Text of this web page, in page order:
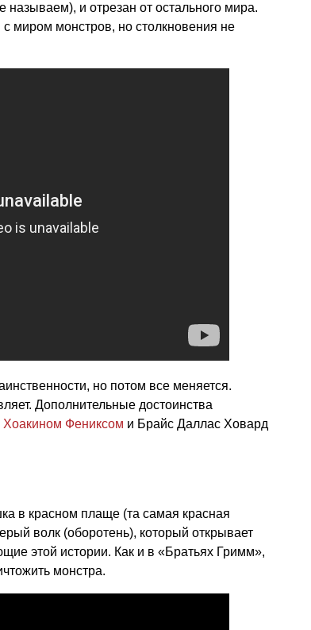
и отрезан от остального мира.
с миром монстров, но столкновения не
но потом все меняется.
Дополнительные достоинства
Хоакином Фениксом и Брайс Даллас Ховард
в красном плаще (та самая красная
волк (оборотень), который открывает
этой истории. Как и в «Братьях Гримм»,
монстра.